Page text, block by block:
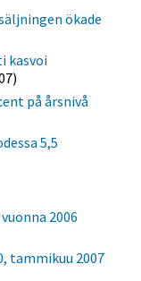
ökade
kasvoi
på årsnivå
5,5
2006
tammikuu 2007